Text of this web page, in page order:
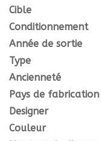
Cible
Conditionnement
Année de sortie
Type
Ancienneté
Pays de fabrication
Designer
Couleur